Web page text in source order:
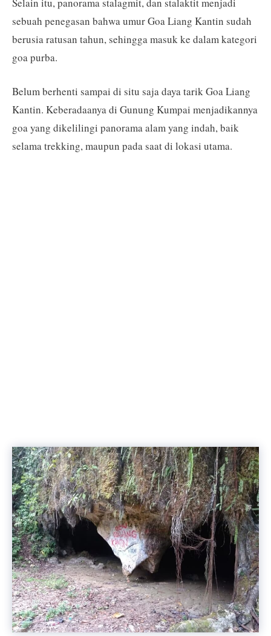
sebuah penegasan bahwa umur Goa Liang Kantin sudah
berusia ratusan tahun, sehingga masuk ke dalam kategori
goa purba.
Belum berhenti sampai di situ saja daya tarik Goa Liang
Kantin. Keberadaanya di Gunung Kumpai menjadikannya
goa yang dikelilingi panorama alam yang indah, baik
selama trekking, maupun pada saat di lokasi utama.